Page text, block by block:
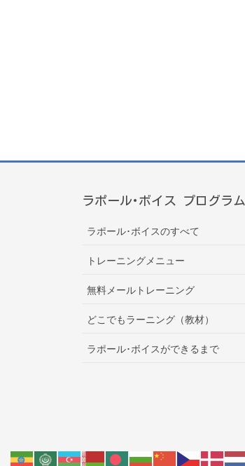
ラポール･ボイス プログラム
ラポール･ボイスのすべて
トレーニングメニュー
無料メールトレーニング
どこでもラーニング（教材）
ラポール･ボイスができるまで